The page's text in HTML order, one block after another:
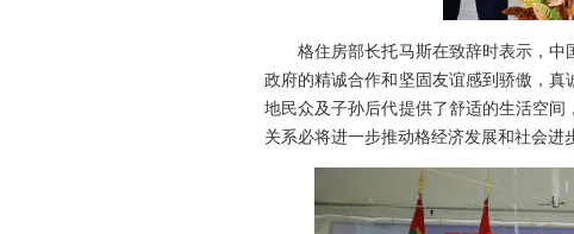
格住房部长托马斯在致辞时表示，中
政府的精诚合作和坚固友谊感到骄傲，
地民众及子孙后代提供了舒适的生活空
关系必将进一步推动格经济发展和社会进